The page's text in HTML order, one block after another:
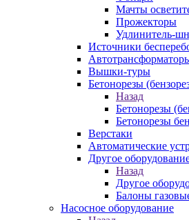
Мачты
Прожекторы
Удлинитель-
Источники
Вышки-туры
Бетонорезы
Назад
Бетонорезы
Бетонорезы
Верстаки
Автоматические
Другое
Назад
Другое
Балоны
Насосное оборудование